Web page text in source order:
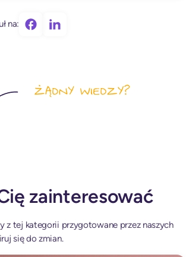
na:
zainteresować
z tej kategorii przygotowane przez naszych
się do zmian.